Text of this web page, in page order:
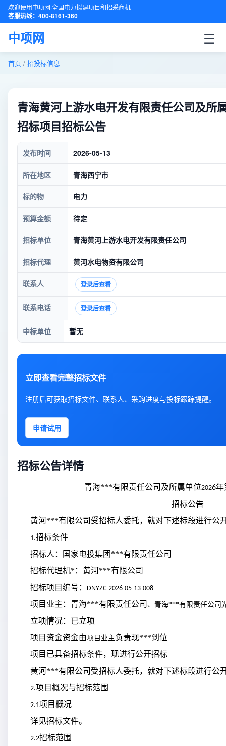
欢迎使用中项网·全国电力拟建项目和招采商机
客服热线：400-8161-360
中项网 ☰
首页 / 招投标信息
青海黄河上游水电开发有限责任公司及所
招标项目招标公告
发布时间 2026-05-13
所在地区 青海西宁市
标的物 电力
预算金额 待定
招标单位 青海黄河上游水电开发有限责任公司
招标代理 黄河水电物资有限公司
联系人 登录后查看
联系电话 登录后查看
中标单位 暂无
立即查看完整招标文件
注册后可获取招标文件、联系人、采购进度与投标跟踪提醒。
申请试用
招标公告详情
青海***有限责任公司及所属单位2026年
招标公告
黄河***有限公司受招标人委托，就对下述标段进行公
1.招标条件
招标人：国家电投集团***有限责任公司
招标代理机*：黄河***有限公司
招标项目编号：
DNYZC-2026-05-13-008
项目业主：青海***有限责任公司 、 青海***有限责任公司
立项情况：已立项
项目资金资金由项目业主负责现***到位
项目已具备招标条件，现进行公开招标
黄河***有限公司 受招标人委托，就对下述标段进行公
2.项目概况与招标范围
2.1项目概况
详见招标文件。
2.2招标范围